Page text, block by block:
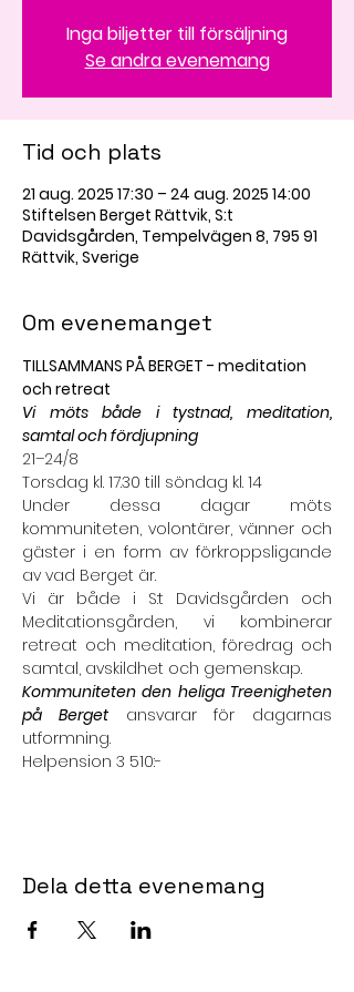
Inga biljetter till försäljning
Se andra evenemang
Tid och plats
21 aug. 2025 17:30 – 24 aug. 2025 14:00
Stiftelsen Berget Rättvik, S:t
Davidsgården, Tempelvägen 8, 795 91
Rättvik, Sverige
Om evenemanget
TILLSAMMANS PÅ BERGET - meditation
och retreat
Vi möts både i tystnad, meditation,
samtal och fördjupning
21–24/8
Torsdag kl. 17.30 till söndag kl. 14
Under dessa dagar möts
kommuniteten, volontärer, vänner och
gäster i en form av förkroppsligande
av vad Berget är.
Vi är både i S:t Davidsgården och
Meditationsgården, vi kombinerar
retreat och meditation, föredrag och
samtal, avskildhet och gemenskap.
Kommuniteten den heliga Treenigheten
på Berget ansvarar för dagarnas
utformning.
Helpension 3 510:-
Dela detta evenemang